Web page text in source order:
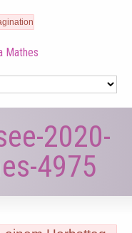
Mathes
2020-
4975